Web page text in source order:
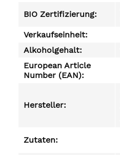
BIO Zertifizierung:
Verkaufseinheit:
Alkoholgehalt:
European Article
Number (EAN):
Hersteller:
Zutaten: